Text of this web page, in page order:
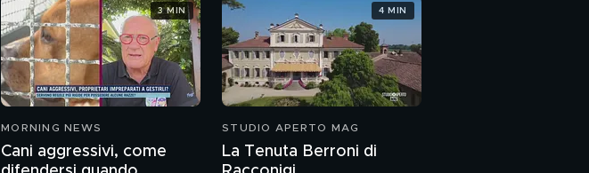
MORNING NEWS
Cani aggressivi, come
3 MIN
STUDIO APERTO MAG
La Tenuta Berroni di
4 MIN